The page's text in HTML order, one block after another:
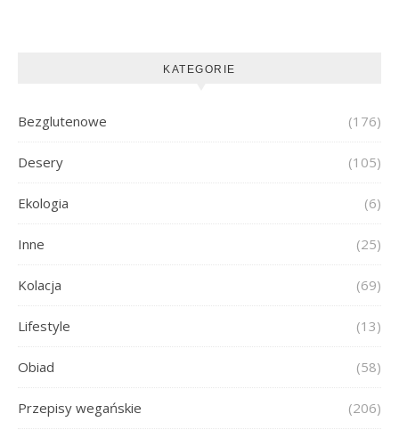
KATEGORIE
Bezglutenowe (176)
Desery (105)
Ekologia (6)
Inne (25)
Kolacja (69)
Lifestyle (13)
Obiad (58)
Przepisy wegańskie (206)